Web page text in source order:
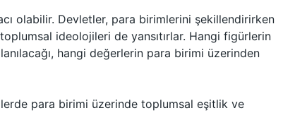
olabilir. Devletler, para birimlerini şekillendirirken
ideolojileri de yansıtırlar. Hangi figürlerin
hangi değerlerin para birimi üzerinden
para birimi üzerinde toplumsal eşitlik ve